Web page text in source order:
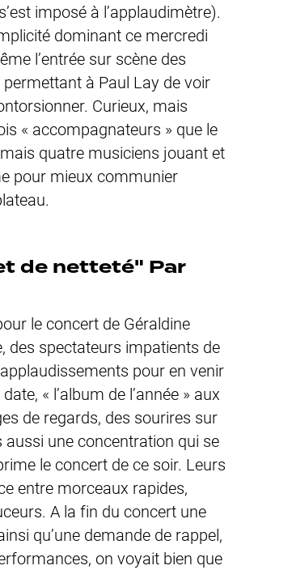
imposé à l’applaudimètre).
dominant ce mercredi
l’entrée sur scène des
à Paul Lay de voir
Curieux, mais
« accompagnateurs » que le
quatre musiciens jouant et
pour mieux communier
de netteté" Par
le concert de Géraldine
des spectateurs impatients de
pour en venir
« l’album de l’année » aux
de regards, des sourires sur
une concentration qui se
le concert de ce soir. Leurs
entre morceaux rapides,
A la fin du concert une
qu’une demande de rappel,
on voyait bien que